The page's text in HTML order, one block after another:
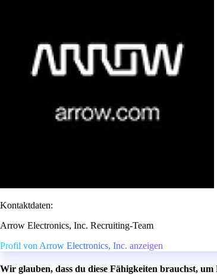
Kontaktdaten:
Arrow Electronics, Inc. Recruiting-Team
Profil von Arrow Electronics, Inc. anzeigen
Wir glauben, dass du diese Fähigkeiten brauchst,